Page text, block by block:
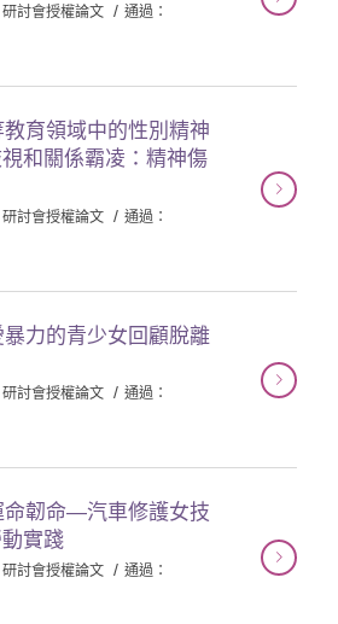
討會授權論文 / 通過：
育領域中的性別精神
和關係霸凌：精神傷
討會授權論文 / 通過：
力的青少女回顧脫離
討會授權論文 / 通過：
命韌命—汽車修護女技
實踐
討會授權論文 / 通過：